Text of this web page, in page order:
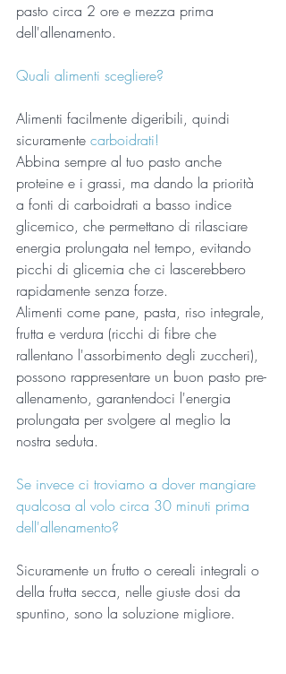
pasto circa 2 ore e mezza prima
dell'allenamento.
Quali alimenti scegliere?
Alimenti facilmente digeribili, quindi
sicuramente carboidrati!
Abbina sempre al tuo pasto anche
proteine e i grassi, ma dando la priorità
a fonti di carboidrati a basso indice
glicemico, che permettano di rilasciare
energia prolungata nel tempo, evitando
picchi di glicemia che ci lascerebbero
rapidamente senza forze.
Alimenti come pane, pasta, riso integrale,
frutta e verdura (ricchi di fibre che
rallentano l'assorbimento degli zuccheri),
possono rappresentare un buon pasto pre-
allenamento, garantendoci l'energia
prolungata per svolgere al meglio la
nostra seduta.
Se invece ci troviamo a dover mangiare
qualcosa al volo circa 30 minuti prima
dell'allenamento?
Sicuramente un frutto o cereali integrali o
della frutta secca, nelle giuste dosi da
spuntino, sono la soluzione migliore.